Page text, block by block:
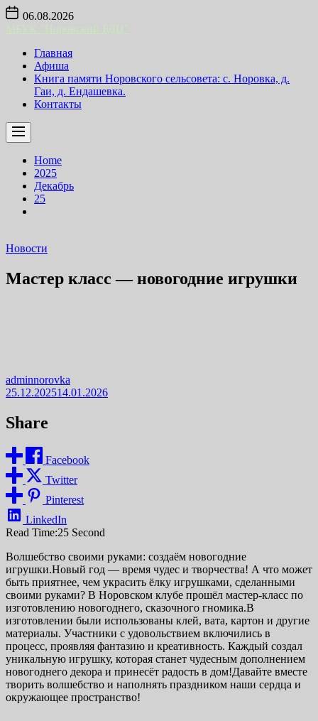
Skip
content
06.08.2026
Главная
Афиша
Книга памяти Норовского сельсовета: с. Норовка, д.
Гаи, д. Ендашевка.
Контакты
Home
2025
Декабрь
25
Новости
Мастер класс — новогодние игрушки
adminnorovka
25.12.202514.01.2026
Share
Facebook
Twitter
Pinterest
LinkedIn
Read Time:25 Second
Волшебство своими руками: создаём новогодние
игрушки.Новый год — время чудес и творчества! А что может
быть приятнее, чем украсить ёлку игрушками, сделанными
своими руками? В Норовском клубе прошёл мастер-класс по
изготовлению новогоднего, сказочного гномика.В
изготовлении были использованы клей, вата, картон и другие
материалы. Участники с удовольствием включились в
процесс, проявляя фантазию и креативность. Каждый создал
уникальную игрушку, которая станет чудесным дополнением
новогоднего декора и принесёт радость в дом!Давайте вместе
творить волшебство и наполнять праздником наши сердца и
окружающее пространство!